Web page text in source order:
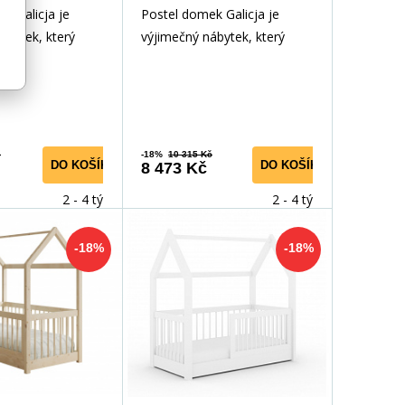
Galicja je
který
ska
DO KOŠÍKU
2 - 4 týdny
Postel domek Galicja je
výjimečný nábytek, který
-18% 10 315 Kč
8 473 Kč DO KOŠÍKU
2 - 4 týdny
-18% -18%